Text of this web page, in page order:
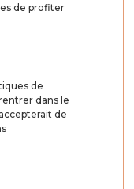
de profiter
de
dans le
de